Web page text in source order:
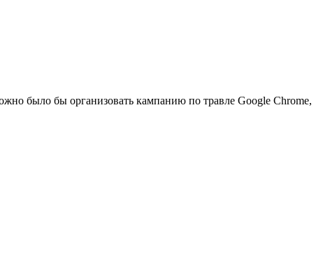
было бы организовать кампанию по травле Google Chrome,